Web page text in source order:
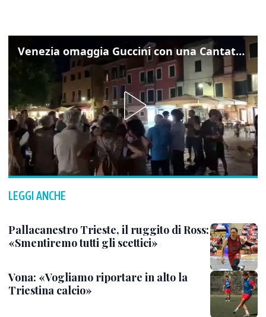
Venezia omaggia Guccini con una Cantata Anarchica in campo Santa Margherita
LEGGI ANCHE
Pallacanestro Trieste, il ruggito di Ross:
«Smentiremo tutti gli scettici»
Vona: «Vogliamo riportare in alto la
Triestina calcio»